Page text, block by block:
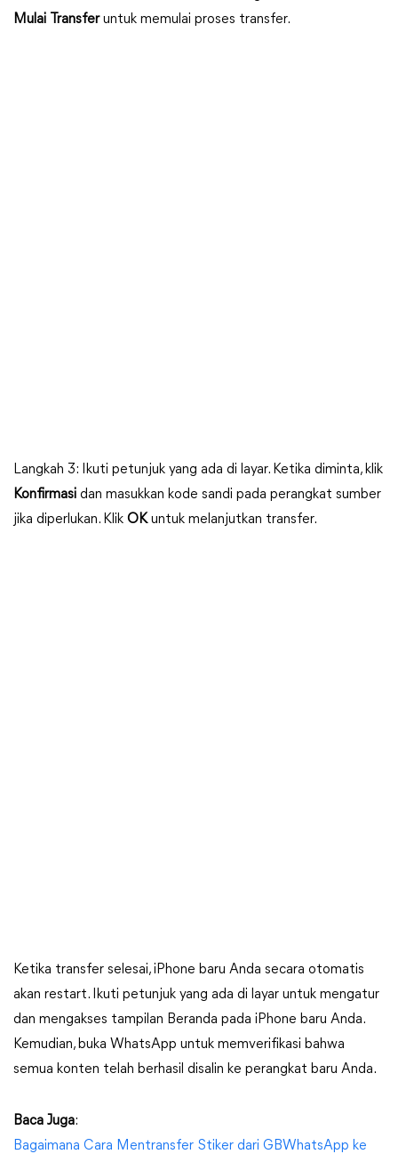
Mulai Transferuntuk memulai proses transfer.
Langkah 3: Ikuti petunjuk yang ada di layar. Ketika diminta, klik
Konfirmasi dan masukkan kode sandi pada perangkat sumber
jika diperlukan. Klik OKuntuk melanjutkan transfer.
Ketika transfer selesai, iPhone baru Anda secara otomatis
akan restart. Ikuti petunjuk yang ada di layar untuk mengatur
dan mengakses tampilan Beranda pada iPhone baru Anda.
Kemudian, buka WhatsApp untuk memverifikasi bahwa
semua konten telah berhasil disalin ke perangkat baru Anda.
Baca Juga:
Bagaimana Cara Mentransfer Stiker dari GBWhatsApp ke